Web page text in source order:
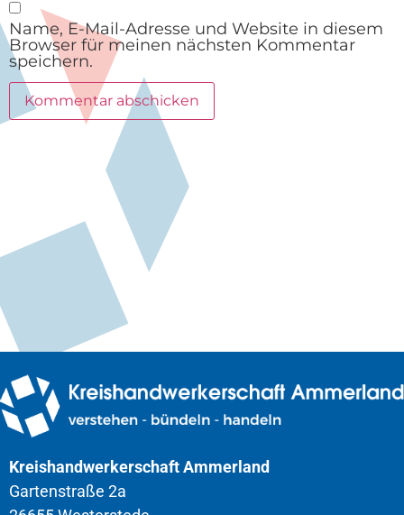
Name, E-Mail-Adresse und Website in diesem
Browser für meinen nächsten Kommentar
speichern.
Kreishandwerkerschaft Ammerland
Gartenstraße 2a